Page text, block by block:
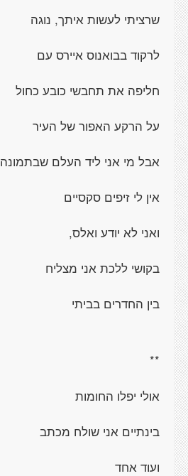
שרציתי לעשות איתך, נוגה
לרקוד בבואנוס איירס עם
חליפה את תחבשי כובע כחול
על הרקע האפור של העיר
אבל מי אני ליד העלם שבתמונה
אין לי זיפים סקסיים
ואני לא יודע ואלס,
בקושי ללכת אני מצליח
בין החדרים בביתי
**
אולי יפלו החומות
בינתיים אני שולח מכתב
ועוד אחד